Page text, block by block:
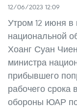
12/06/2023 12:09
Утром 12 июня в
национальной
Хоанг Суан
министра
прибывшего
рабочего срока
обороны ЮАР